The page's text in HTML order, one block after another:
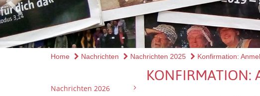
Home Nachrichten Nachrichten 2025 Konfirmation:
Nachrichten 2026
KONFIRMATION: